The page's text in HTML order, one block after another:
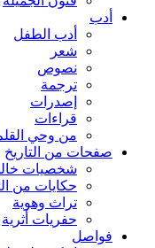
أدب
أدب الطفل
شعر
نصوص
ترجمة
إصدرات
قراءات
من وحي القلم
صفحات من التاريخ
شخصيات خالدة
حكايات من التاريخ
تراث وهوية
حفريات أثرية
فواصل